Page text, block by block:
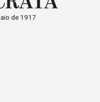
de 1917